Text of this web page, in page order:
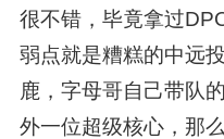
很不错，毕竟拿过
弱点就是糟糕的中远
鹿，字母哥自己带队
外一位超级核心，那